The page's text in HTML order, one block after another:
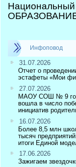
Национальный
Инфоповод
31.07.2026
Отчет о
эстафеты «Мои
27.07.2026
МАОУ СОШ № 9
вошла в число
инициатив
16.07.2026
Более 8,5 млн
тысяч
итоги Единой
17.06.2026
Зажигаем